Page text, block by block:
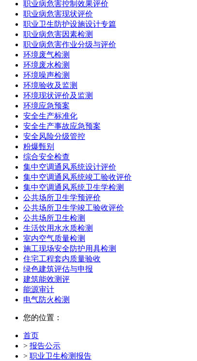
职业病危害控制效果评价
职业病危害现状评价
职业卫生防护设施设计专篇
职业病危害因素检测
职业病危害作业分级与评价
环境废气检测
环境废水检测
环境噪声检测
环境验收及监测
环境现状评价及监测
环境应急预案
安全生产标准化
安全生产事故应急预案
安全风险分级管控
粉爆甄别
综合安全检查
集中空调通风系统设计评价
集中空调通风系统竣工验收评价
集中空调通风系统卫生学检测
公共场所卫生学预评价
公共场所卫生学竣工验收评价
公共场所卫生检测
生活饮用水水质检测
室内空气质量检测
施工现场安全防护用具检测
住宅工程套内质量验收
绿色建筑评估与申报
建筑能效测评
能源审计
电气防火检测
您的位置：
首页
> 报告公示
> 职业卫生检测报告